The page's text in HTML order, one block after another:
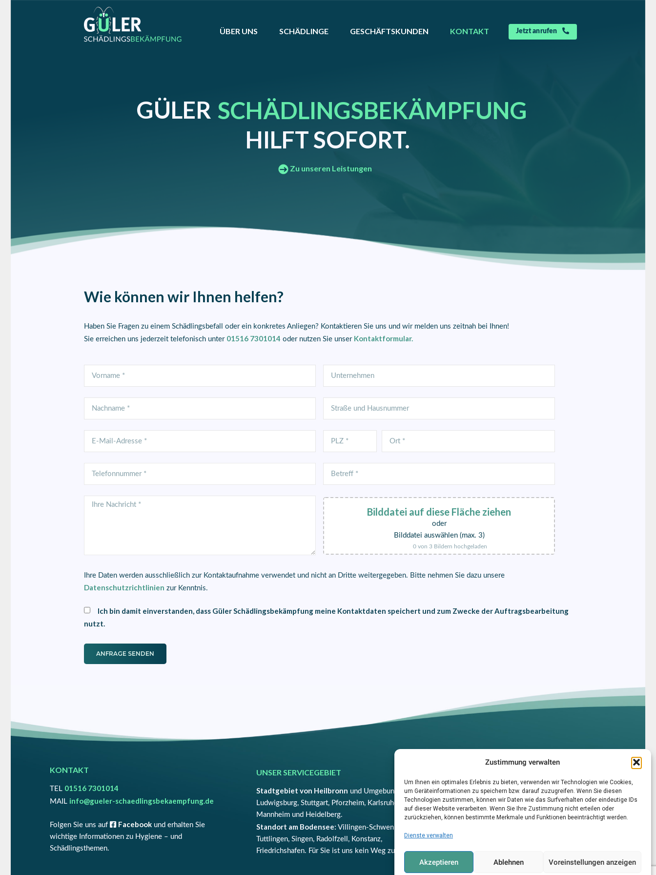
Zustimmung verwalten
Um Ihnen ein optimales Erlebnis zu bieten, verwenden wir Technologien wie Cookies,
um Geräteinformationen zu speichern bzw. darauf zuzugreifen. Wenn Sie diesen
Technologien zustimmen, können wir Daten wie das Surfverhalten oder eindeutige IDs
auf dieser Website verarbeiten. Wenn Sie Ihre Zustimmung nicht erteilen oder
zurückziehen, können bestimmte Merkmale und Funktionen beeinträchtigt werden.
Dienste verwalten
Akzeptieren Ablehnen Voreinstellungen anzeigen
ÜBER UNS SCHÄDLINGE GESCHÄFTSKUNDEN KONTAKT Jetzt anrufen
Zu unseren Leistungen
GÜLER SCHÄDLINGSBEKÄMPFUNG
HILFT SOFORT.
Wie können wir Ihnen helfen?
Haben Sie Fragen zu einem Schädlingsbefall oder ein konkretes Anliegen? Kontaktieren Sie uns und wir melden uns zeitnah bei Ihnen!
Sie erreichen uns jederzeit telefonisch unter 01516 7301014 oder nutzen Sie unser Kontaktformular.
Bilddatei auf diese Fläche ziehen
oder
Bilddatei auswählen (max. 3)
0 von 3 Bildern hochgeladen
Ihre Daten werden ausschließlich zur Kontaktaufnahme verwendet und nicht an Dritte weitergegeben. Bitte nehmen Sie dazu unsere
Datenschutzrichtlinien zur Kenntnis.
Ich bin damit einverstanden, dass Güler Schädlingsbekämpfung meine Kontaktdaten speichert und zum Zwecke der Auftragsbearbeitung
nutzt.
KONTAKT
TEL 01516 7301014
MAIL info@gueler-schaedlingsbekaempfung.de
Folgen Sie uns auf Facebook und erhalten Sie
wichtige Informationen zu Hygiene – und
Schädlingsthemen.
UNSER SERVICEGEBIET
Stadtgebiet von Heilbronn und Umgebung,
Ludwigsburg, Stuttgart, Pforzheim, Karlsruhe, Worms,
Mannheim und Heidelberg.
Standort am Bodensee:Villingen-Schwenningen,
Tuttlingen, Singen, Radolfzell, Konstanz,
Friedrichshafen. Für Sie ist uns kein Weg zu weit!
ÜBER UNS
SCHÄDLINGE
GESCHÄFTSKUNDEN
DATENSCHUTZ
COOKIE-RICHTLINIE (EU)